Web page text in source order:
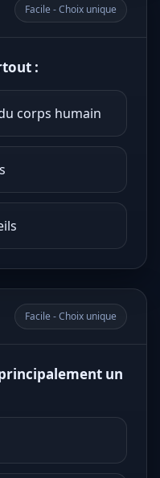
Facile - Choix unique
:
corps humain
Facile - Choix unique
un